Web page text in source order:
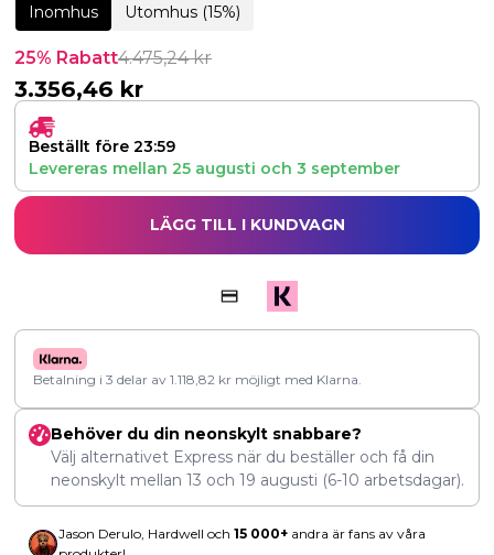
Inomhus Utomhus (15%)
25% Rabatt4.475,24kr
3.356,46 kr
Beställt före 23:59
Levereras mellan 25 augusti och 3 september
LÄGG TILL I KUNDVAGN
Betalning i 3 delar av 1.118,82 kr möjligt med Klarna.
Behöver du din neonskylt snabbare?
Välj alternativet Express när du beställer och få din
neonskylt mellan 13 och 19 augusti (6-10 arbetsdagar).
Jason Derulo, Hardwell och 15 000+ andra är fans av våra